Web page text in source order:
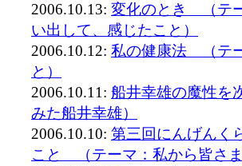
2006.10.13: 変化のとき （テ
い出して、感じたこと）
2006.10.12: 私の健康法 （テ
と）
2006.10.11: 船井幸雄の魔性を
みた船井幸雄）
2006.10.10: 第三回にんげんく
こと （テーマ：私から皆さ